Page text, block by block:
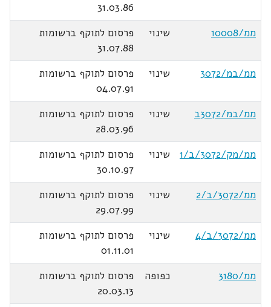
31.03.86
ממ/10008
שינוי
פרסום לתוקף ברשומות
31.07.88
ממ/במ/3072
שינוי
פרסום לתוקף ברשומות
04.07.91
ממ/במ/3072ב
שינוי
פרסום לתוקף ברשומות
28.03.96
ממ/מק/3072/ב/1
שינוי
פרסום לתוקף ברשומות
30.10.97
ממ/3072/ב/2
שינוי
פרסום לתוקף ברשומות
29.07.99
ממ/3072/ב/4
שינוי
פרסום לתוקף ברשומות
01.11.01
ממ/3180
כפופה
פרסום לתוקף ברשומות
20.03.13